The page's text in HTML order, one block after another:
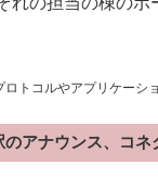
トコルやアプリケーシ
のアナウンス、コ